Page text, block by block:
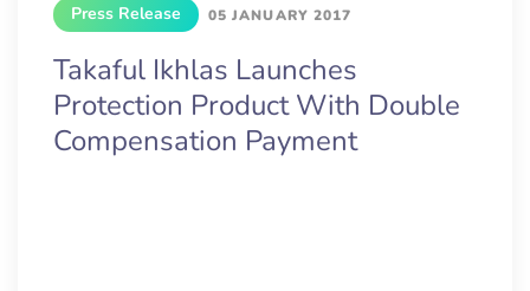
Press Release 05 JANUARY 2017
Takaful Ikhlas Launches
Protection Product With Double
Compensation Payment